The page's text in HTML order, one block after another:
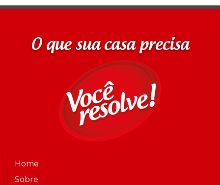
O que sua casa precisa
Home
Sobre